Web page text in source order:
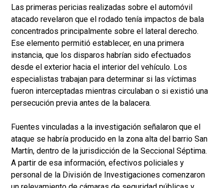
Las primeras pericias realizadas sobre el automóvil
atacado revelaron que el rodado tenía impactos de bala
concentrados principalmente sobre el lateral derecho.
Ese elemento permitió establecer, en una primera
instancia, que los disparos habrían sido efectuados
desde el exterior hacia el interior del vehículo. Los
especialistas trabajan para determinar si las víctimas
fueron interceptadas mientras circulaban o si existió una
persecución previa antes de la balacera.
Fuentes vinculadas a la investigación señalaron que el
ataque se habría producido en la zona alta del barrio San
Martín, dentro de la jurisdicción de la Seccional Séptima.
A partir de esa información, efectivos policiales y
personal de la División de Investigaciones comenzaron